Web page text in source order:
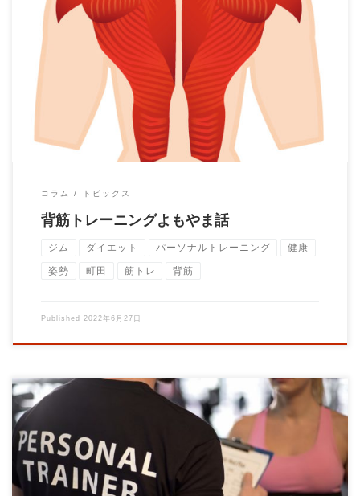
背筋トレーニングは姿勢改善に必須！なんてイメージがあると思
います。 背筋が弱って猫背に […]
コラム トピックス
背筋トレーニングよもやま話
ジム ダイエット パーソナルトレーニング 健康
姿勢 町田 筋トレ 背筋
Published 2022年6月27日
トレーニング、トレーニングという言葉がたくさん出てきていま
すがトレーニングは筋力トレーニングだけを指 […]